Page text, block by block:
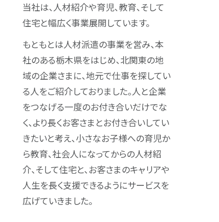
当社は、人材紹介や育児、教育、そして
住宅と幅広く事業展開しています。
もともとは人材派遣の事業を営み、本
社のある栃木県をはじめ、北関東の地
域の企業さまに、地元で仕事を探してい
る人をご紹介しておりました。人と企業
をつなげる一度のお付き合いだけでな
く、より長くお客さまとお付き合いしてい
きたいと考え、小さなお子様への育児か
ら教育、社会人になってからの人材紹
介、そして住宅と、お客さまのキャリアや
人生を長く支援できるようにサービスを
広げていきました。